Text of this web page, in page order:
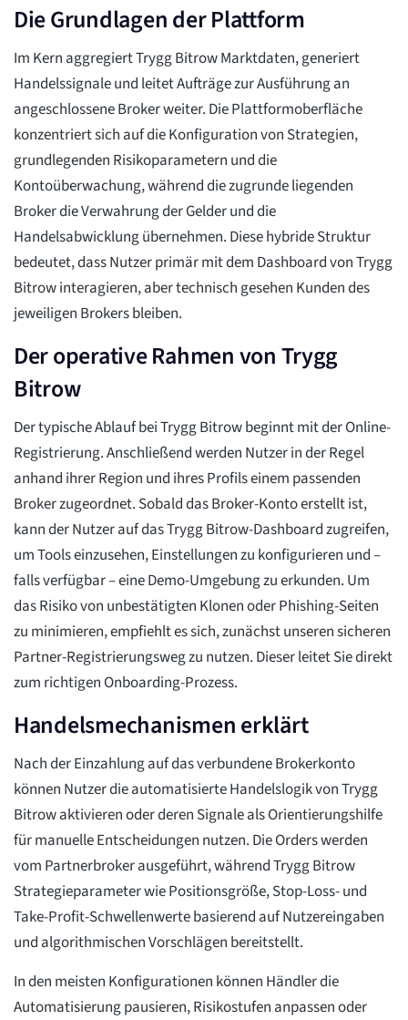
Die Grundlagen der Plattform
Im Kern aggregiert Trygg Bitrow Marktdaten, generiert
Handelssignale und leitet Aufträge zur Ausführung an
angeschlossene Broker weiter. Die Plattformoberfläche
konzentriert sich auf die Konfiguration von Strategien,
grundlegenden Risikoparametern und die
Kontoüberwachung, während die zugrunde liegenden
Broker die Verwahrung der Gelder und die
Handelsabwicklung übernehmen. Diese hybride Struktur
bedeutet, dass Nutzer primär mit dem Dashboard von Trygg
Bitrow interagieren, aber technisch gesehen Kunden des
jeweiligen Brokers bleiben.
Der operative Rahmen von Trygg
Bitrow
Der typische Ablauf bei Trygg Bitrow beginnt mit der Online-
Registrierung. Anschließend werden Nutzer in der Regel
anhand ihrer Region und ihres Profils einem passenden
Broker zugeordnet. Sobald das Broker-Konto erstellt ist,
kann der Nutzer auf das Trygg Bitrow-Dashboard zugreifen,
um Tools einzusehen, Einstellungen zu konfigurieren und –
falls verfügbar – eine Demo-Umgebung zu erkunden. Um
das Risiko von unbestätigten Klonen oder Phishing-Seiten
zu minimieren, empfiehlt es sich, zunächst unseren sicheren
Partner-Registrierungsweg zu nutzen. Dieser leitet Sie direkt
zum richtigen Onboarding-Prozess.
Handelsmechanismen erklärt
Nach der Einzahlung auf das verbundene Brokerkonto
können Nutzer die automatisierte Handelslogik von Trygg
Bitrow aktivieren oder deren Signale als Orientierungshilfe
für manuelle Entscheidungen nutzen. Die Orders werden
vom Partnerbroker ausgeführt, während Trygg Bitrow
Strategieparameter wie Positionsgröße, Stop-Loss- und
Take-Profit-Schwellenwerte basierend auf Nutzereingaben
und algorithmischen Vorschlägen bereitstellt.
In den meisten Konfigurationen können Händler die
Automatisierung pausieren, Risikostufen anpassen oder